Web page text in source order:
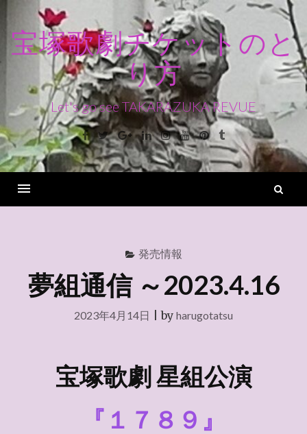
ン
ス
キ
ッ
宝塚歌劇チケットのと
り方
Let's go see TAKARAZUKA REVUE
Facebook
TwitterGoogle+LinkedinInstagram
YoutubePinterest
Tumblr
発売情報
夢組通信 ～2023.4.16
2023年4月14日 |by harugotatsu
宝塚歌劇 星組公演
『１７８９』